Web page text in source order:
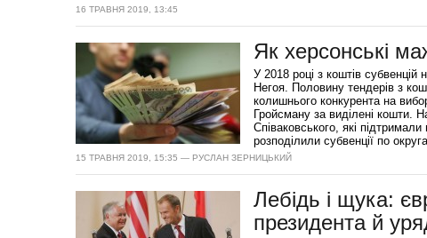
16 ТРАВНЯ 2019, 13:45
Як херсонські
У 2018 році з коштів
Негоя. Половину тендерів з
колишнього конкурента на
Гройсману за виділені кошти.
Співаковського, які
розподілили субвенції по
15 ТРАВНЯ 2019, 15:35 — РУСЛАН ЗЕРНИЦЬКИЙ
Лебідь і щука:
президента й